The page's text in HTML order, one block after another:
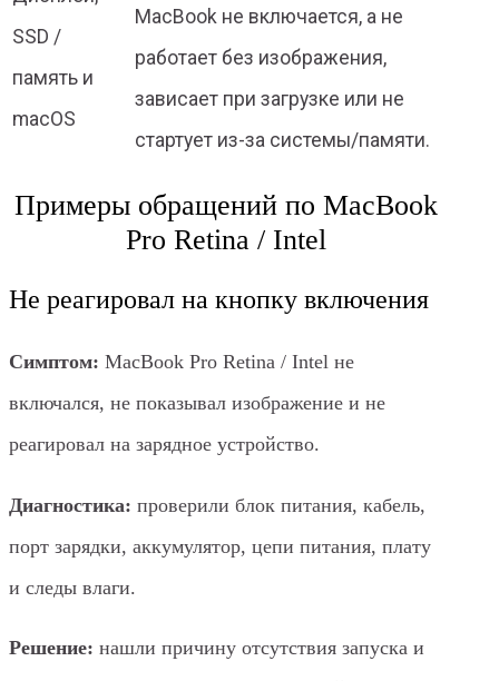
SSD /
память и
macOS
MacBook не включается, а не
работает без изображения,
зависает при загрузке или не
стартует из-за системы/памяти.
Примеры обращений по MacBook
Pro Retina / Intel
Не реагировал на кнопку включения
Симптом: MacBook Pro Retina / Intel не
включался, не показывал изображение и не
реагировал на зарядное устройство.
Диагностика: проверили блок питания, кабель,
порт зарядки, аккумулятор, цепи питания, плату
и следы влаги.
Решение: нашли причину отсутствия запуска и